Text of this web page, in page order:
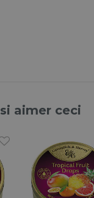
aimer ceci